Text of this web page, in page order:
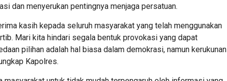
dan menyerukan pentingnya menjaga persatuan.
kasih kepada seluruh masyarakat yang telah menggunakan
Mari kita hindari segala bentuk provokasi yang dapat
pilihan adalah hal biasa dalam demokrasi, namun kerukunan
Kapolres.